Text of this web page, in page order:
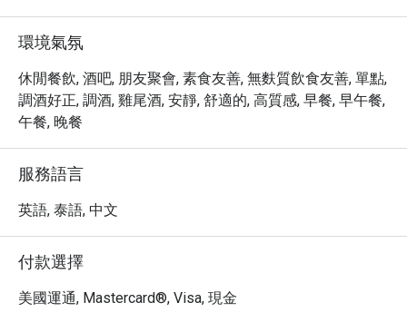
是咖啡廳，更是一個提供心靈休憩的場所。您可以靜靜地
觀賞咖啡師的沖煮過程，享受慢下來的時光。
店家位於 Charoen Krung 72/2 巷內，由於巷弄較深，建議
從捷運站搭乘計程車或 Grab 前往會更為便利。
Ron Ron Slow Bar 預約、Ron Ron Slow Bar 價格、Ron
環境氣氛
休閒餐飲, 酒吧, 朋友聚會, 素食友善, 無麩質飲食友善, 單點,
調酒好正, 調酒, 雞尾酒, 安靜, 舒適的, 高質感, 早餐, 早午餐,
午餐, 晚餐
服務語言
英語, 泰語, 中文
付款選擇
美國運通, Mastercard®, Visa, 現金